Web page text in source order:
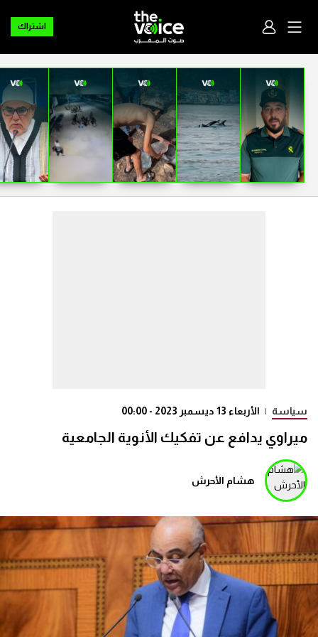
اشتراك
سياسة | الأربعاء 13 ديسمبر 2023 - 00:00
ميراوي يدافع عن تفكيك الأنوية الجامعية
هشام الأحرش